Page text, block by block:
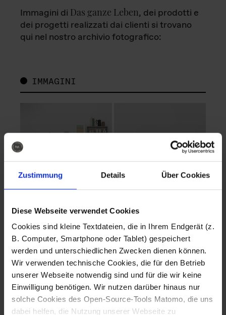
Zustimmung Details Über Cookies
Diese Webseite verwendet Cookies
Cookies sind kleine Textdateien, die in Ihrem Endgerät (z.
B. Computer, Smartphone oder Tablet) gespeichert
werden und unterschiedlichen Zwecken dienen können.
Wir verwenden technische Cookies, die für den Betrieb
unserer Webseite notwendig sind und für die wir keine
Einwilligung benötigen. Wir nutzen darüber hinaus nur
solche Cookies des Open-Source-Tools Matomo, die uns
dabei helfen, die Nutzung unserer Webseite zu
Immagini di Das ganze Leben, dei prodotti e
dei progetti realizzati dai clienti si trovano
qui nel nostro archivio fotografico:
IMMAGINI
Fotografo: Lorenz
Sternbach
Download
Fotografo: Lorenz
Sternbach
Download